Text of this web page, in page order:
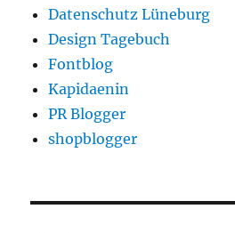
Datenschutz Lüneburg
Design Tagebuch
Fontblog
Kapidaenin
PR Blogger
shopblogger